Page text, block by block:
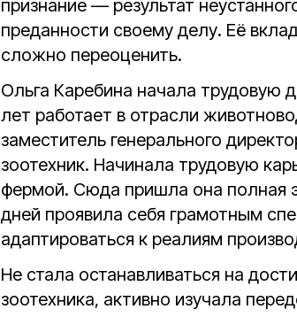
признание — результат
преданности своему делу. Её
сложно переоценить.
Ольга Каребина начала трудовую
лет работает в отрасли
заместитель генерального
зоотехник. Начинала трудовую
фермой. Сюда пришла она полная
дней проявила себя грамотным
адаптироваться к реалиям
Не стала останавливаться на
зоотехника, активно изучала